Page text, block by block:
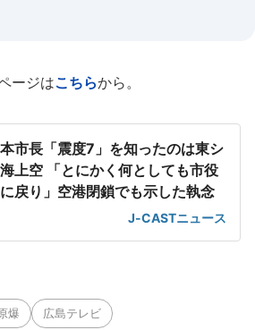
ージはこちらから。
市長「震度7」を知ったのは東シ
上空 「とにかく何としても市役
戻り」空港閉鎖でも示した執念
J-CASTニュース
爆 広島テレビ